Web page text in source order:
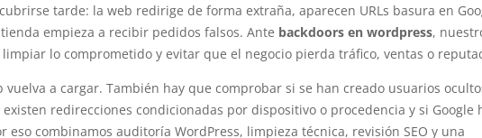
tarde: la web redirige de forma extraña, aparecen URLs basura en
empieza a recibir pedidos falsos. Ante backdoors en wordpress,
lo comprometido y evitar que el negocio pierda tráfico, ventas o
a cargar. También hay que comprobar si se han creado usuarios
redirecciones condicionadas por dispositivo o procedencia y si Google
eso combinamos auditoría WordPress, limpieza técnica, revisión SEO y una